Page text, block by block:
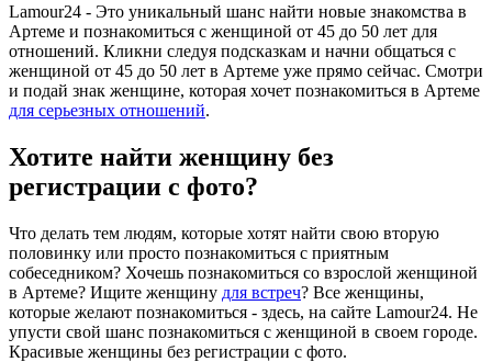
Lamour24 - Это уникальный шанс найти новые знакомства в
Артеме и познакомиться с женщиной от 45 до 50 лет для
отношений. Кликни следуя подсказкам и начни общаться с
женщиной от 45 до 50 лет в Артеме уже прямо сейчас. Смотри
и подай знак женщине, которая хочет познакомиться в Артеме
для серьезных отношений.
Хотите найти женщину без
регистрации с фото?
Что делать тем людям, которые хотят найти свою вторую
половинку или просто познакомиться с приятным
собеседником? Хочешь познакомиться cо взрослой женщиной
в Артеме? Ищите женщину для встреч? Все женщины,
которые желают познакомиться - здесь, на сайте Lamour24. Не
упусти свой шанс познакомиться с женщиной в своем городе.
Красивые женщины без регистрации с фото.